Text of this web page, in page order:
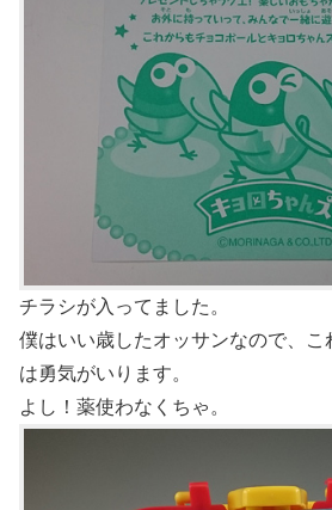
チラシが入ってました。
僕はいい歳したオッサンなので、こ
は勇気がいります。
よし！薬使わなくちゃ。